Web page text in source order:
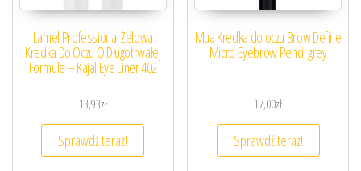
Lamel Professional Żelowa
Kredka Do Oczu O Długotrwałej
Formule – Kajal Eye Liner 402
13,93zł
Sprawdź teraz!
Mua Kredka do oczu Brow Define
Micro Eyebrow Pencil grey
17,00zł
Sprawdź teraz!